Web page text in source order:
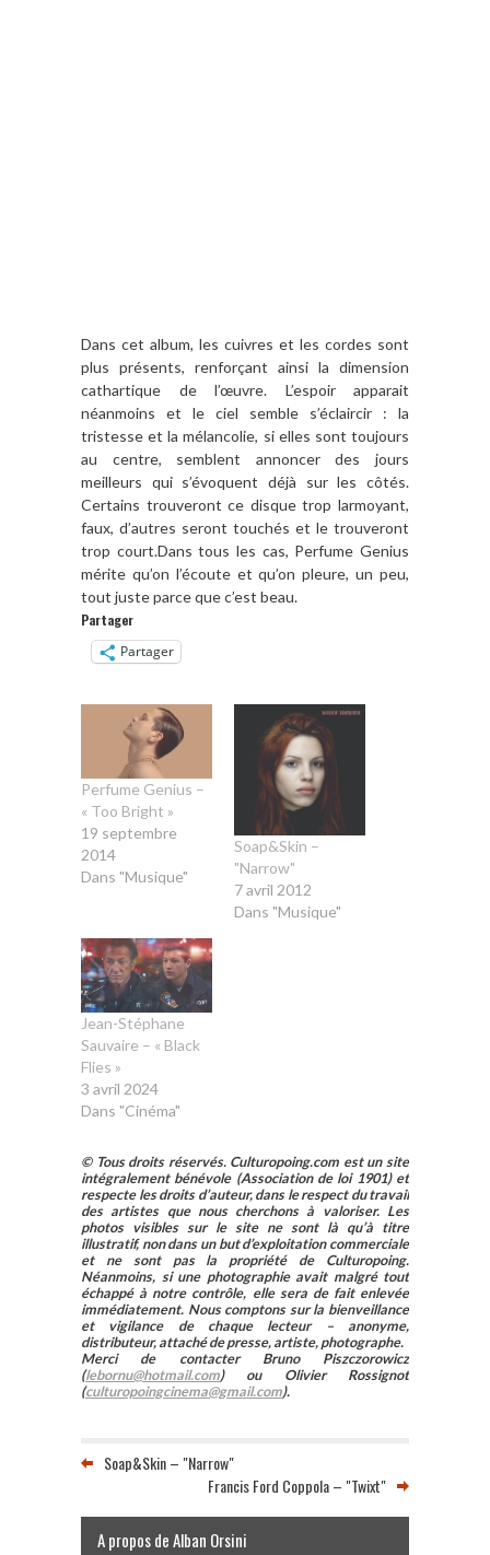
Dans cet album, les cuivres et les cordes sont
plus présents, renforçant ainsi la dimension
cathartique de l’œuvre. L’espoir apparait
néanmoins et le ciel semble s’éclaircir : la
tristesse et la mélancolie, si elles sont toujours
au centre, semblent annoncer des jours
meilleurs qui s’évoquent déjà sur les côtés.
Certains trouveront ce disque trop larmoyant,
faux, d’autres seront touchés et le trouveront
trop court.Dans tous les cas, Perfume Genius
mérite qu’on l’écoute et qu’on pleure, un peu,
tout juste parce que c’est beau.
Partager
Partager
Perfume Genius –
« Too Bright »
19 septembre
2014
Dans "Musique"
Soap&Skin –
"Narrow"
7 avril 2012
Dans "Musique"
Jean-Stéphane
Sauvaire – « Black
Flies »
3 avril 2024
Dans "Cinéma"
© Tous droits réservés. Culturopoing.com est un site
intégralement bénévole (Association de loi 1901) et
respecte les droits d’auteur, dans le respect du travail
des artistes que nous cherchons à valoriser. Les
photos visibles sur le site ne sont là qu’à titre
illustratif, non dans un but d’exploitation commerciale
et ne sont pas la propriété de Culturopoing.
Néanmoins, si une photographie avait malgré tout
échappé à notre contrôle, elle sera de fait enlevée
immédiatement. Nous comptons sur la bienveillance
et vigilance de chaque lecteur – anonyme,
distributeur, attaché de presse, artiste, photographe.
Merci de contacter Bruno Piszczorowicz
(lebornu@hotmail.com) ou Olivier Rossignot
(culturopoingcinema@gmail.com).
Soap&Skin – "Narrow"
Francis Ford Coppola – "Twixt"
A propos de Alban Orsini